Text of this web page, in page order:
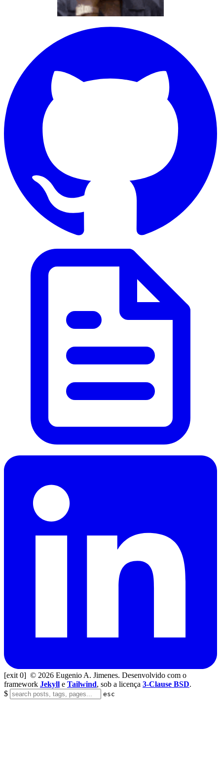
[exit 0] © 2026 Eugenio A. Jimenes. Desenvolvido com o
framework Jekyll e Tailwind, sob a licença 3-Clause BSD.
$
esc